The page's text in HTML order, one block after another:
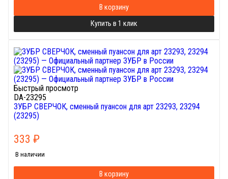
В корзину
Купить в 1 клик
Быстрый просмотр
DA-23295
ЗУБР СВЕРЧОК, сменный пуансон для арт 23293, 23294
(23295)
333 ₽
В наличии
В корзину